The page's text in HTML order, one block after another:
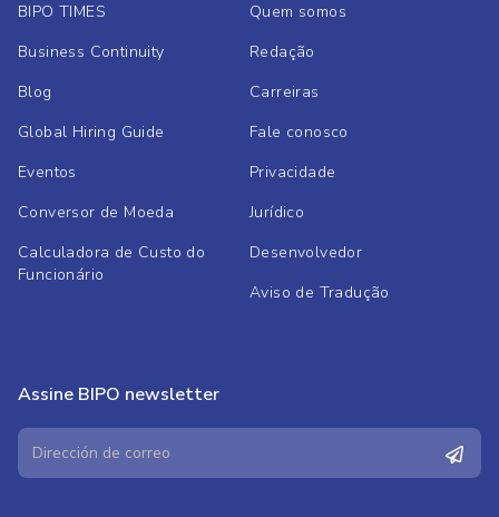
BIPO TIMES
Business Continuity
Blog
Global Hiring Guide
Eventos
Conversor de Moeda
Calculadora de Custo do
Funcionário
Quem somos
Redação
Carreiras
Fale conosco
Privacidade
Jurídico
Desenvolvedor
Aviso de Tradução
Assine BIPO newsletter